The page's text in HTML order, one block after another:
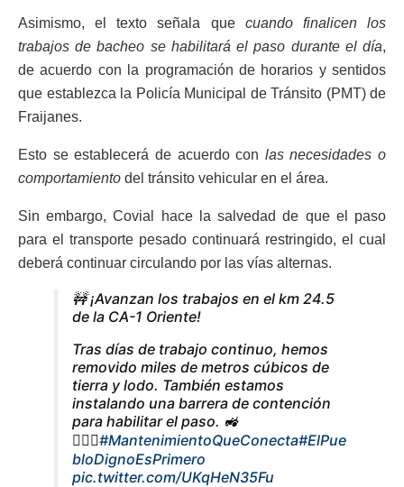
Asimismo, el texto señala que cuando finalicen los
trabajos de bacheo se habilitará el paso durante el día,
de acuerdo con la programación de horarios y sentidos
que establezca la Policía Municipal de Tránsito (PMT) de
Fraijanes.
Esto se establecerá de acuerdo con las necesidades o
comportamiento del tránsito vehicular en el área.
Sin embargo, Covial hace la salvedad de que el paso
para el transporte pesado continuará restringido, el cual
deberá continuar circulando por las vías alternas.
🚧 ¡Avanzan los trabajos en el km 24.5
de la CA-1 Oriente!
Tras días de trabajo continuo, hemos
removido miles de metros cúbicos de
tierra y lodo. También estamos
instalando una barrera de contención
para habilitar el paso. 🚜
👷🏽‍♂️#MantenimientoQueConecta#ElPue
bloDignoEsPrimero
pic.twitter.com/UKqHeN35Fu